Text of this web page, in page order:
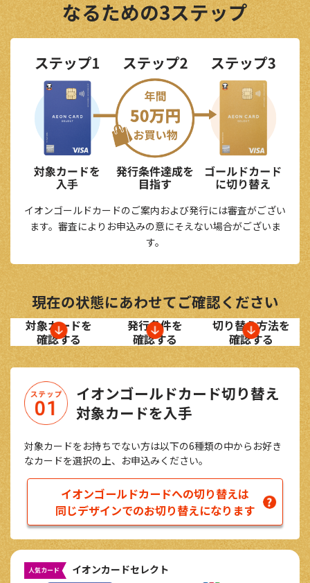
なるための3ステップ
イオンゴールドカードのご案内および発行には審査がござい
ます。審査によりお申込みの意にそえない場合がございま
す。
現在の状態にあわせてご確認ください
対象カードを
確認する
発行条件を
確認する
切り替え方法を
確認する
イオンゴールドカード切り替え
対象カードを入手
対象カードをお持ちでない方は以下の6種類の中からお好き
なカードを選択の上、お申込みください。
イオンゴールドカードへの切り替えは
同じデザインでのお切り替えになります
人気カード イオンカードセレクト